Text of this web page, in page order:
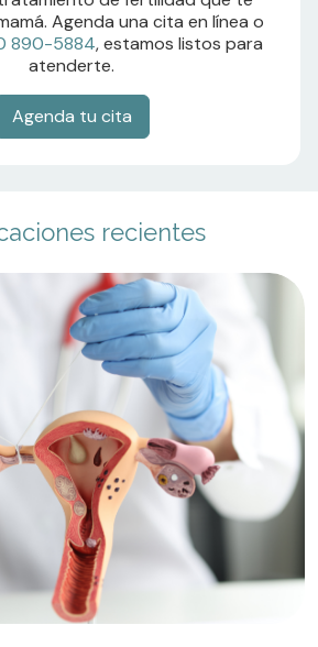
Agenda una cita en línea o
890-5884, estamos listos para
atenderte.
Agenda tu cita
recientes